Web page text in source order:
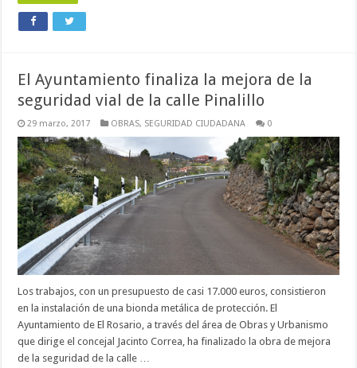
El Ayuntamiento finaliza la mejora de la
seguridad vial de la calle Pinalillo
29 marzo, 2017 OBRAS, SEGURIDAD CIUDADANA 0
Los trabajos, con un presupuesto de casi 17.000 euros, consistieron
en la instalación de una bionda metálica de protección. El
Ayuntamiento de El Rosario, a través del área de Obras y Urbanismo
que dirige el concejal Jacinto Correa, ha finalizado la obra de mejora
de la seguridad de la calle …